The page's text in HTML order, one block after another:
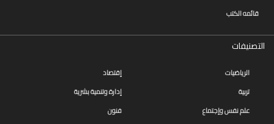
الأصطناعي
تعليم
تسويق
تطوير
قائمه الكتب
التصنيفات
الرياضيات
إقتصاد
تربية
إدارة وتنمية بشرية
علم نفس وإجتماع
فنون